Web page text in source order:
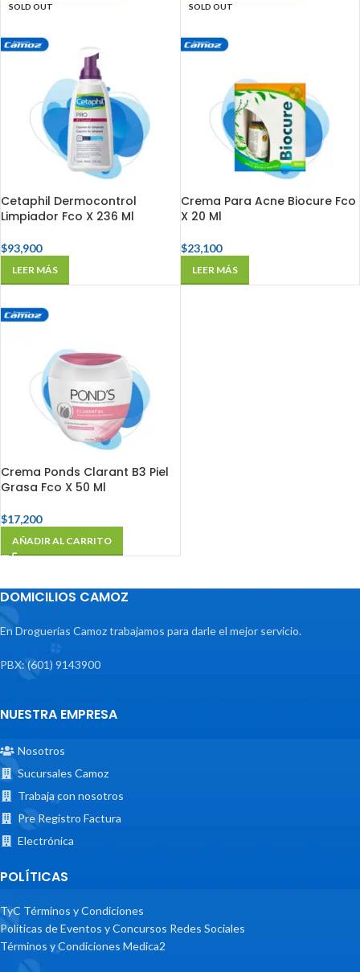
SOLD OUT
Cetaphil Dermocontrol
Limpiador Fco X 236 Ml
$93,900
LEER MÁS
SOLD OUT
Crema Para Acne Biocure Fco
X 20 Ml
$23,100
LEER MÁS
Crema Ponds Clarant B3 Piel
Grasa Fco X 50 Ml
$17,200
AÑADIR AL CARRITO
DOMICILIOS CAMOZ
En Droguerías Camoz trabajamos para darle el mejor servicio.
PBX: (601) 9143900
NUESTRA EMPRESA
Nosotros
Sucursales Camoz
Trabaja con nosotros
Pre Registro Factura
Electrónica
POLÍTICAS
TyC Términos y Condiciones
Políticas de Eventos y Concursos Redes Sociales
Términos y Condiciones Medica2